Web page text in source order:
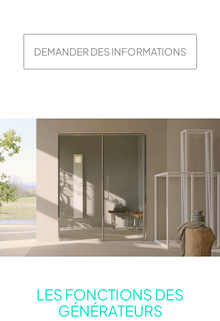
DEMANDER DES INFORMATIONS
LES FONCTIONS DES
GÉNÉRATEURS